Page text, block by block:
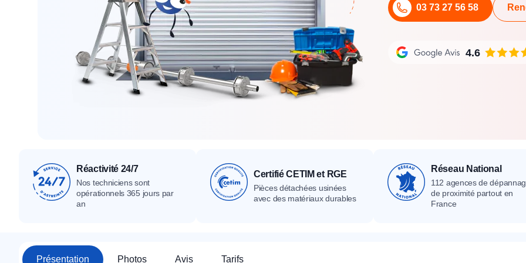
Tous nos produits Catalogue Devis gratuit
Tous nos produits Catalogue Devis gratuit Contact
Tous nos produits Catalogue Devis gratuit Contact
03 73 27 56 58
4.6
Réactivité 24/7
Nos techniciens sont
opérationnels 365 jours par
an
Certifié CETIM et RGE
Pièces détachées usinées
avec des matériaux durables
Réseau National
112 agences de
de proximité partout en
France
Présentation Photos Avis Tarifs